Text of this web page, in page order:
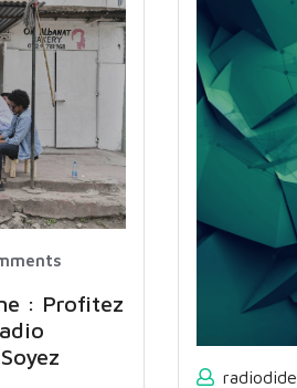
: Profitez